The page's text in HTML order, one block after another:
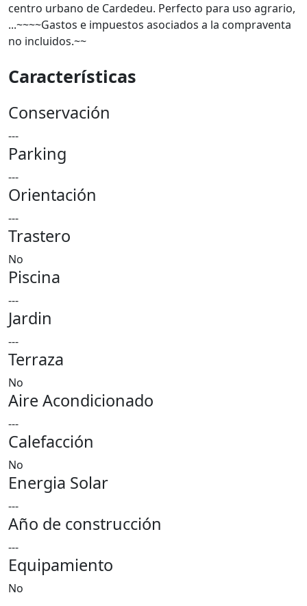
centro urbano de Cardedeu. Perfecto para uso agrario,
...~~~~Gastos e impuestos asociados a la compraventa
no incluidos.~~
Características
Conservación
---
Parking
---
Orientación
---
Trastero
No
Piscina
---
Jardin
---
Terraza
No
Aire Acondicionado
---
Calefacción
No
Energia Solar
---
Año de construcción
---
Equipamiento
No